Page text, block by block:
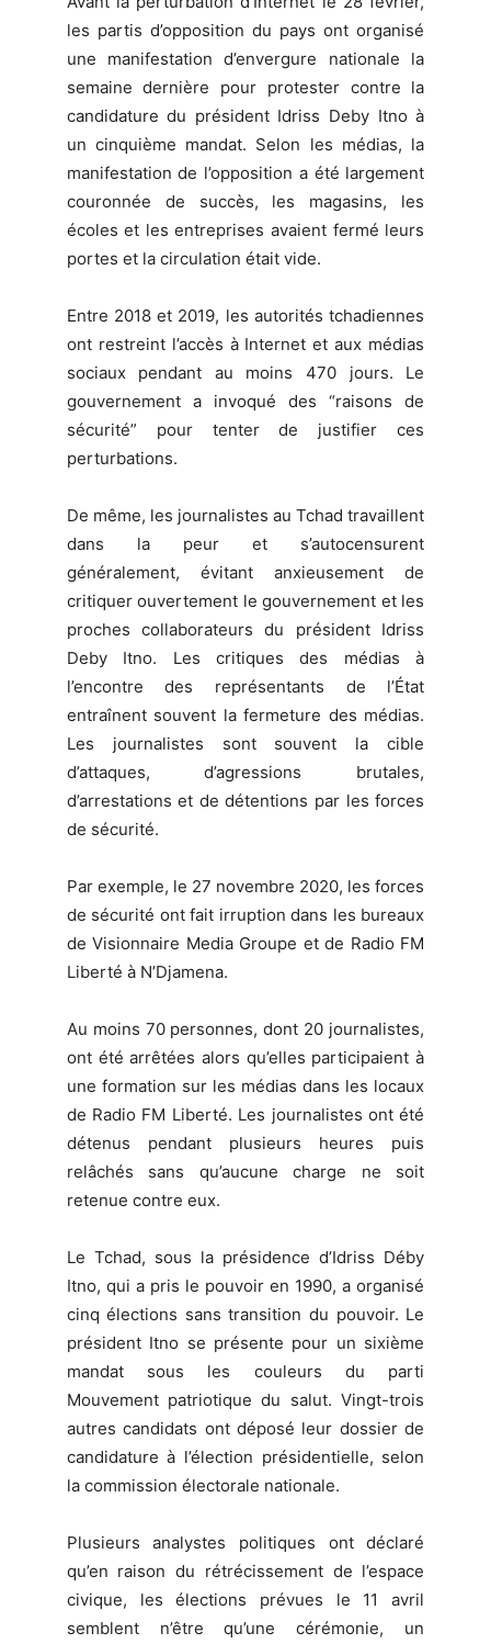
les partis d’opposition du pays ont organisé
une manifestation d’envergure nationale la
semaine dernière pour protester contre la
candidature du président Idriss Deby Itno à
un cinquième mandat. Selon les médias, la
manifestation de l’opposition a été largement
couronnée de succès, les magasins, les
écoles et les entreprises avaient fermé leurs
portes et la circulation était vide.
Entre 2018 et 2019, les autorités tchadiennes
ont restreint l’accès à Internet et aux médias
sociaux pendant au moins 470 jours. Le
gouvernement a invoqué des “raisons de
sécurité” pour tenter de justifier ces
perturbations.
De même, les journalistes au Tchad travaillent
dans la peur et s’autocensurent
généralement, évitant anxieusement de
critiquer ouvertement le gouvernement et les
proches collaborateurs du président Idriss
Deby Itno. Les critiques des médias à
l’encontre des représentants de l’État
entraînent souvent la fermeture des médias.
Les journalistes sont souvent la cible
d’attaques, d’agressions brutales,
d’arrestations et de détentions par les forces
de sécurité.
Par exemple, le 27 novembre 2020, les forces
de sécurité ont fait irruption dans les bureaux
de Visionnaire Media Groupe et de Radio FM
Liberté à N’Djamena.
Au moins 70 personnes, dont 20 journalistes,
ont été arrêtées alors qu’elles participaient à
une formation sur les médias dans les locaux
de Radio FM Liberté. Les journalistes ont été
détenus pendant plusieurs heures puis
relâchés sans qu’aucune charge ne soit
retenue contre eux.
Le Tchad, sous la présidence d’Idriss Déby
Itno, qui a pris le pouvoir en 1990, a organisé
cinq élections sans transition du pouvoir. Le
président Itno se présente pour un sixième
mandat sous les couleurs du parti
Mouvement patriotique du salut. Vingt-trois
autres candidats ont déposé leur dossier de
candidature à l’élection présidentielle, selon
la commission électorale nationale.
Plusieurs analystes politiques ont déclaré
qu’en raison du rétrécissement de l’espace
civique, les élections prévues le 11 avril
semblent n’être qu’une cérémonie, un